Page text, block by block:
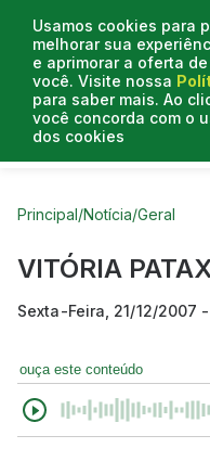
Usamos cookies para
melhorar sua
e aprimorar a oferta
você. Visite nossa
para saber mais. Ao
você concorda com o
dos cookies
Curtas do Poder
Principal/Notícia/Geral
VITÓRIA
Sexta-Feira, 21/12/2007
ouça este conteúdo